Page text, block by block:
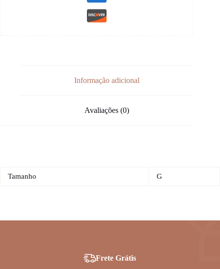
Informação adicional
Avaliações (0)
Tamanho G
Frete Grátis